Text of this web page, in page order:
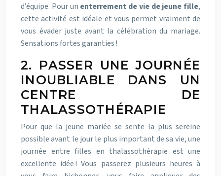
d’équipe. Pour un enterrement de vie de jeune fille,
cette activité est idéale et vous permet vraiment de
vous évader juste avant la célébration du mariage.
Sensations fortes garanties !
2. PASSER UNE JOURNÉE
INOUBLIABLE DANS UN
CENTRE DE
THALASSOTHÉRAPIE
Pour que la jeune mariée se sente la plus sereine
possible avant le jour le plus important de sa vie, une
journée entre filles en thalassothérapie est une
excellente idée ! Vous passerez plusieurs heures à